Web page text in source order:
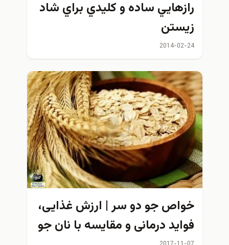
رازهايي ساده و كليدي براي شاد
زيستن
2014-02-24
خواص جو دو سر | ارزش غذایی،
فواید درمانی و مقایسه با نان جو